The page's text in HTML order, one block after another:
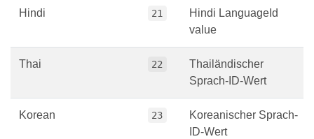
Hindi 21
Hindi LanguageId
value
Thai 22
Thailändischer
Sprach-ID-Wert
Korean 23
Koreanischer Sprach-
ID-Wert